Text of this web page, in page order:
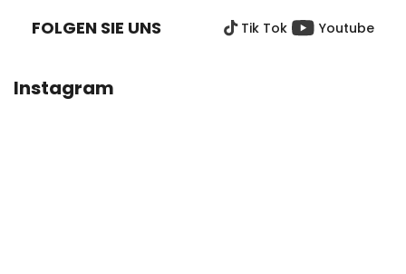
FOLGEN SIE UNS Tik Tok Youtube
Instagram